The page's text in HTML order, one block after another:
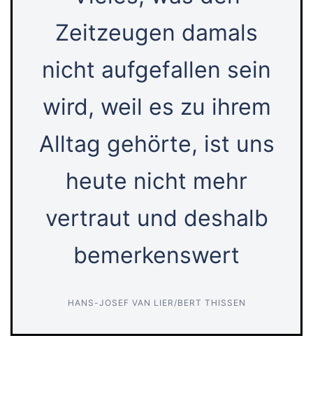
Zeitzeugen damals
nicht aufgefallen sein
wird, weil es zu ihrem
Alltag gehörte, ist uns
heute nicht mehr
vertraut und deshalb
bemerkenswert
HANS-JOSEF VAN LIER/BERT THISSEN